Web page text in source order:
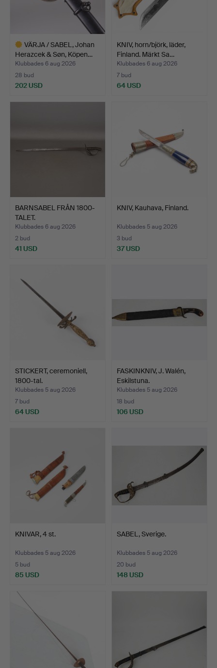
VÄRJA / SABEL, Johan
Herazcek & Søn, Köpen…
Klubbades 6 aug 2026
28 bud
202 USD
KNIV, horn/björk, läder,
Finland. Märkt Sa…
Klubbades 6 aug 2026
7 bud
64 USD
BARNSABEL FRÅN 1800-
TALET.
Klubbades 6 aug 2026
2 bud
41 USD
KNIV, Kauhava, Finland.
Klubbades 5 aug 2026
3 bud
37 USD
STICKERT, ceremoniell,
1800-tal.
Klubbades 5 aug 2026
7 bud
64 USD
FASKINKNIV, J. Walén,
Eskilstuna.
Klubbades 5 aug 2026
18 bud
106 USD
KNIVAR, 4 st.
Klubbades 5 aug 2026
5 bud
85 USD
SABEL, Sverige.
Klubbades 5 aug 2026
20 bud
148 USD